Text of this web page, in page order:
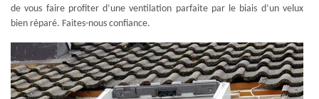
de vous faire profiter d’une ventilation parfaite par le biais d’un velux
bien réparé. Faites-nous confiance.